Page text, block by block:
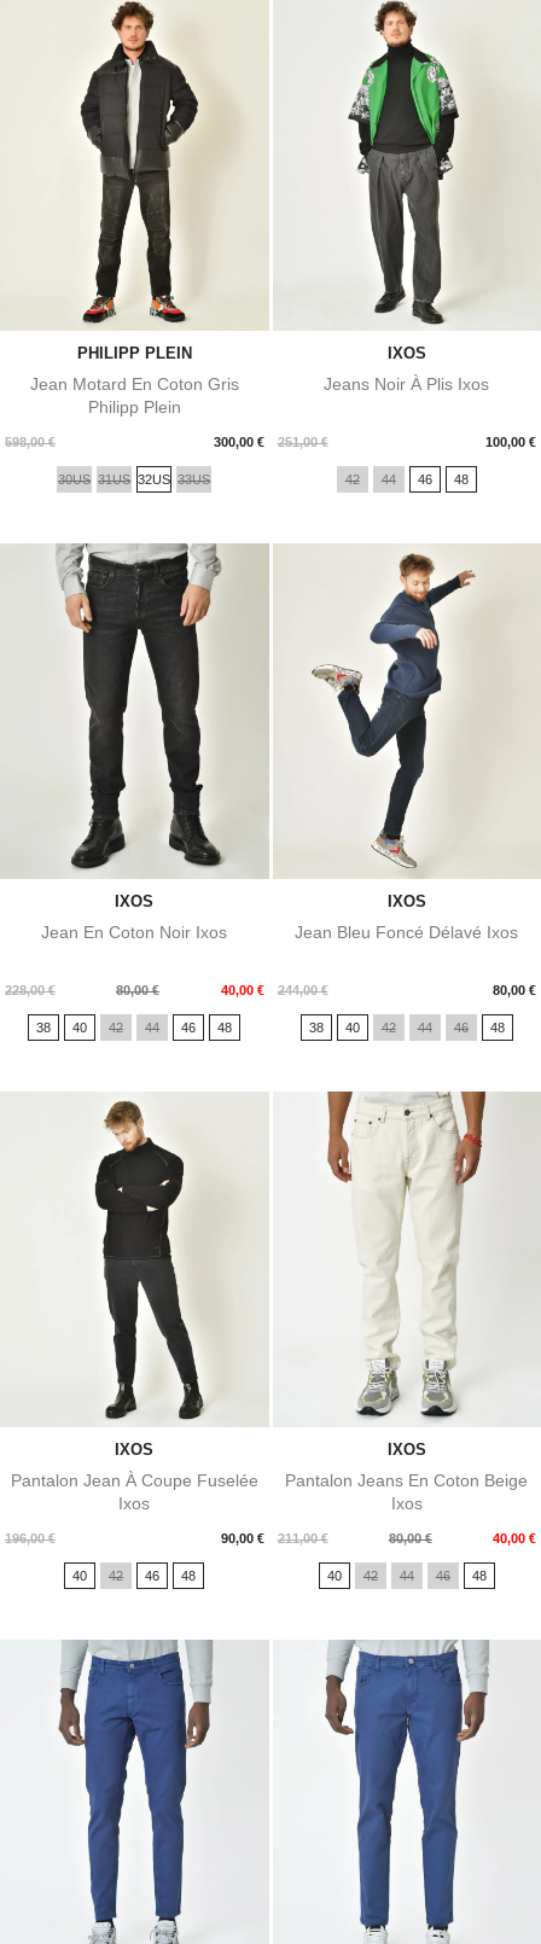
PHILIPP PLEIN
Jean Motard En Coton Gris
Philipp Plein
598,00 € 300,00 €
Prix
30US 31US 32US 33US
IXOS
Jeans Noir À Plis Ixos
251,00 € 100,00 €
Prix
42 44 46 48
IXOS
Jean En Coton Noir Ixos
228,00 €
Prix
base
80,00 € 40,00 €
Prix
38 40 42 44 46 48
IXOS
Jean Bleu Foncé Délavé Ixos
244,00 € 80,00 €
Prix
38 40 42 44 46 48
IXOS
Pantalon Jean À Coupe Fuselée
Ixos
196,00 € 90,00 €
Prix
40 42 46 48
IXOS
Pantalon Jeans En Coton Beige
Ixos
211,00 €
Prix
80,00 € 40,00 €
Prix
40 42 44 46 48